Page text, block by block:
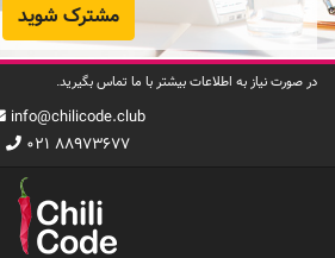
مشترک شوید
در صورت نیاز به اطلاعات بیشتر با ما تماس بگیرید.
info@chilicode.club
۰۲۱ ۸۸۹۷۳۶۷۷